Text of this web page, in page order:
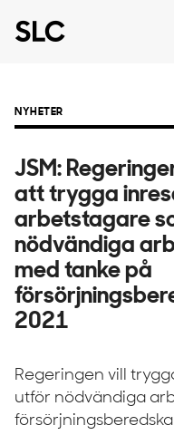
NYHETER
JSM:
att trygga
arbetstagare
nödvändiga
med tanke på
2021
Regeringen vill
utför nödvändiga